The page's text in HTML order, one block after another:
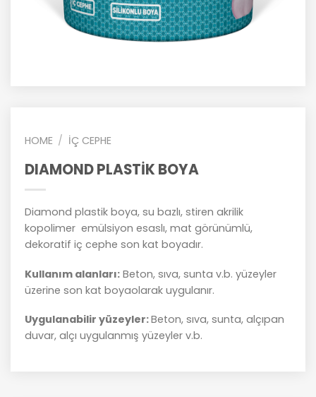
HOME / İÇ CEPHE
DIAMOND PLASTİK BOYA
Diamond plastik boya, su bazlı, stiren akrilik
kopolimer emülsiyon esaslı, mat görünümlü,
dekoratif iç cephe son kat boyadır.
Kullanım alanları: Beton, sıva, sunta v.b. yüzeyler
üzerine son kat boyaolarak uygulanır.
Uygulanabilir yüzeyler:Beton, sıva, sunta, alçıpan
duvar, alçı uygulanmış yüzeyler v.b.